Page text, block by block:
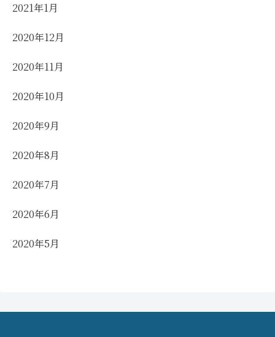
2021年1月
2020年12月
2020年11月
2020年10月
2020年9月
2020年8月
2020年7月
2020年6月
2020年5月